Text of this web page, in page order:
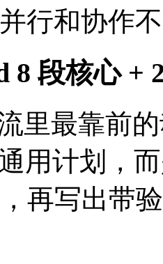
并行和协作
8 段核心 +
里最靠前
用计划，
再写出带